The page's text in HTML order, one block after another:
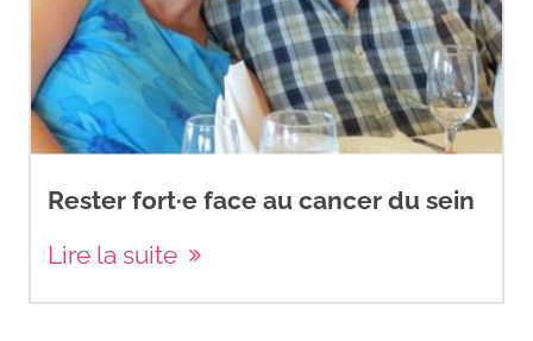
Rester fort·e face au cancer du sein
Lire la suite